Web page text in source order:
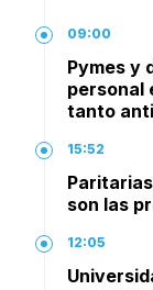
09:00
Pymes y
personal
tanto
15:52
son las
12:05